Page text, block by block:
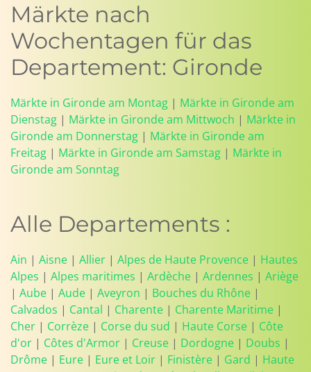
Märkte nach
Wochentagen für das
Departement: Gironde
Märkte in Gironde am Montag | Märkte in Gironde am
Dienstag | Märkte in Gironde am Mittwoch | Märkte in
Gironde am Donnerstag | Märkte in Gironde am
Freitag | Märkte in Gironde am Samstag | Märkte in
Gironde am Sonntag
Alle Departements :
Ain | Aisne | Allier | Alpes de Haute Provence | Hautes
Alpes | Alpes maritimes | Ardèche | Ardennes | Ariège
| Aube | Aude | Aveyron | Bouches du Rhône |
Calvados | Cantal | Charente | Charente Maritime |
Cher | Corrèze | Corse du sud | Haute Corse | Côte
d'or | Côtes d'Armor | Creuse | Dordogne | Doubs |
Drôme | Eure | Eure et Loir | Finistère | Gard | Haute